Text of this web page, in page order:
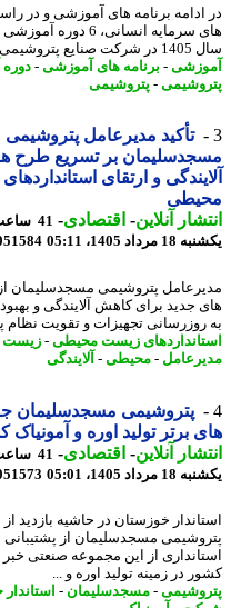
برنامه های آموزشی و در
های سرمایه انسانی، 6
برگزار شد.
-برنامه های آموزشی -دوره
-پتروشیمی
تأکید مدیرعامل پتروشیمی
بر تسریع طرح
و ارتقای استانداردهای
آنلاین-اقتصادی-
41 ساعت
1405، 05:11
82051584
پتروشیمی مسجدسلیمان از
جدید برای کاهش آلایندگی و بهبود
تجهیزات و تقویت نظام
زیست محیطی-زیست
-محیطی-آلایندگی
پتروشیمی مسجدسلیمان
برتر تولید اوره و آمونیاک
آنلاین-اقتصادی-
41 ساعت
1405، 05:01
82051573
خوزستان در حاشیه بازدید از
مسجدسلیمان از پشتیبانی همه
از این مجموعه صنعتی خبر
در زمینه تولید اوره و ...
-مسجدسلیمان-استاندار